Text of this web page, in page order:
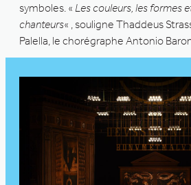
symboles. « Les couleurs, les formes
chanteurs« , souligne Thaddeus
Palella, le chorégraphe Antonio